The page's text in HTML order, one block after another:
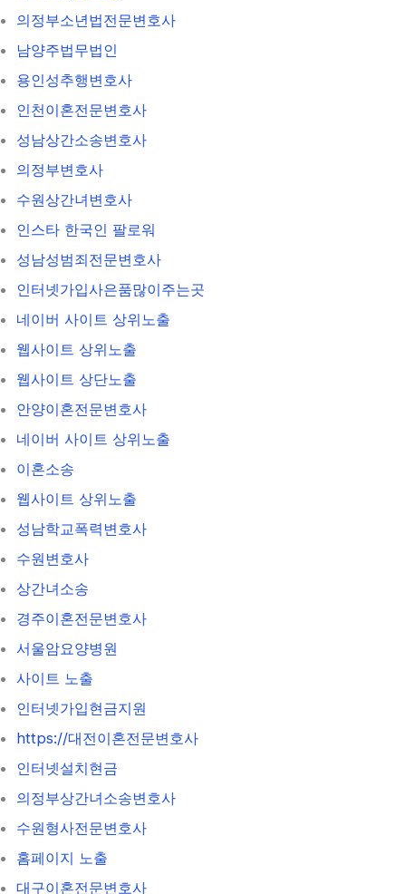
의정부소년법전문변호사
남양주법무법인
용인성추행변호사
인천이혼전문변호사
성남상간소송변호사
의정부변호사
수원상간녀변호사
인스타 한국인 팔로워
성남성범죄전문변호사
인터넷가입사은품많이주는곳
네이버 사이트 상위노출
웹사이트 상위노출
웹사이트 상단노출
안양이혼전문변호사
네이버 사이트 상위노출
이혼소송
웹사이트 상위노출
성남학교폭력변호사
수원변호사
상간녀소송
경주이혼전문변호사
서울암요양병원
사이트 노출
인터넷가입현금지원
https://대전이혼전문변호사
인터넷설치현금
의정부상간녀소송변호사
수원형사전문변호사
홈페이지 노출
대구이혼전문변호사